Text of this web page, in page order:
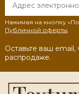
Нажимая на кнопку
Публичной оферты
Оставьте ваш email,
распродаже.